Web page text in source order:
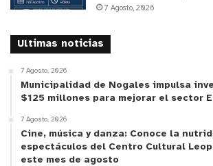
7 Agosto, 2026
Ultimas noticias
7 Agosto, 2026
Municipalidad de Nogales impulsa
$125 millones para mejorar el sector
7 Agosto, 2026
Cine, música y danza: Conoce la
espectáculos del Centro Cultural
este mes de agosto